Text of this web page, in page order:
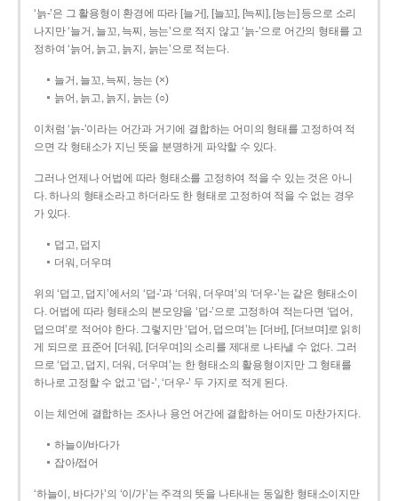
‘늙-’은 그 활용형이 환경에 따라 [늘거], [늘꼬], [늑찌], [능는] 등으로 소리
나지만 ‘늘거, 늘꼬, 늑찌, 능는’으로 적지 않고 ‘늙-’으로 어간의 형태를 고
정하여 ‘늙어, 늙고, 늙지, 늙는’으로 적는다.
늘거, 늘꼬, 늑찌, 능는 (×)
늙어, 늙고, 늙지, 늙는 (○)
이처럼 ‘늙-­’이라는 어간과 거기에 결합하는 어미의 형태를 고정하여 적
으면 각 형태소가 지닌 뜻을 분명하게 파악할 수 있다.
그러나 언제나 어법에 따라 형태소를 고정하여 적을 수 있는 것은 아니
다. 하나의 형태소라고 하더라도 한 형태로 고정하여 적을 수 없는 경우
가 있다.
덥고, 덥지
더워, 더우며
위의 ‘덥고, 덥지’에서의 ‘덥-­’과 ‘더워, 더우며’의 ‘더우-­’는 같은 형태소이
다. 어법에 따라 형태소의 본모양을 ‘덥-­’으로 고정하여 적는다면 ‘덥어,
덥으며’로 적어야 한다. 그렇지만 ‘덥어, 덥으며’는 [더버], [더브며]로 읽히
게 되므로 표준어 [더워], [더우며]의 소리를 제대로 나타낼 수 없다. 그러
므로 ‘덥고, 덥지, 더워, 더우며’는 한 형태소의 활용형이지만 그 형태를
하나로 고정할 수 없고 ‘덥-’, ‘더우-’ 두 가지로 적게 된다.
이는 체언에 결합하는 조사나 용언 어간에 결합하는 어미도 마찬가지다.
하늘이/바다가
잡아/접어
‘하늘이, 바다가’의 ‘이/가’는 주격의 뜻을 나타내는 동일한 형태소이지만